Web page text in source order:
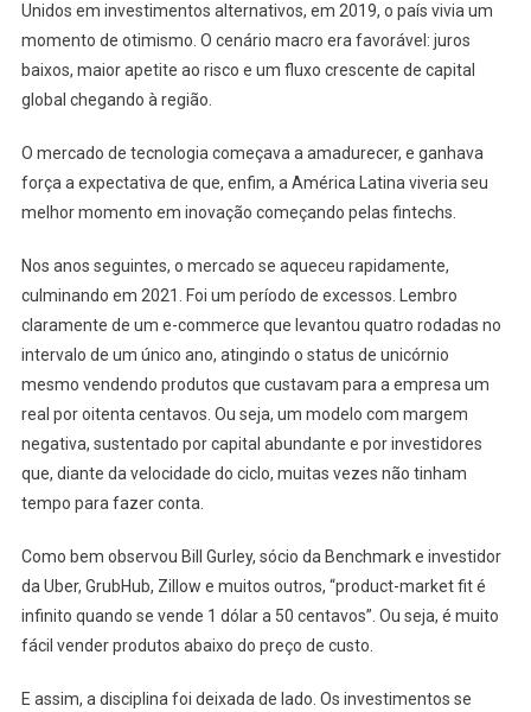
Unidos em investimentos alternativos, em 2019, o país vivia um
momento de otimismo. O cenário macro era favorável: juros
baixos, maior apetite ao risco e um fluxo crescente de capital
global chegando à região.
O mercado de tecnologia começava a amadurecer, e ganhava
força a expectativa de que, enfim, a América Latina viveria seu
melhor momento em inovação começando pelas fintechs.
Nos anos seguintes, o mercado se aqueceu rapidamente,
culminando em 2021. Foi um período de excessos. Lembro
claramente de um e-commerce que levantou quatro rodadas no
intervalo de um único ano, atingindo o status de unicórnio
mesmo vendendo produtos que custavam para a empresa um
real por oitenta centavos. Ou seja, um modelo com margem
negativa, sustentado por capital abundante e por investidores
que, diante da velocidade do ciclo, muitas vezes não tinham
tempo para fazer conta.
Como bem observou Bill Gurley, sócio da Benchmark e investidor
da Uber, GrubHub, Zillow e muitos outros, “product-market fit é
infinito quando se vende 1 dólar a 50 centavos”. Ou seja, é muito
fácil vender produtos abaixo do preço de custo.
E assim, a disciplina foi deixada de lado. Os investimentos se